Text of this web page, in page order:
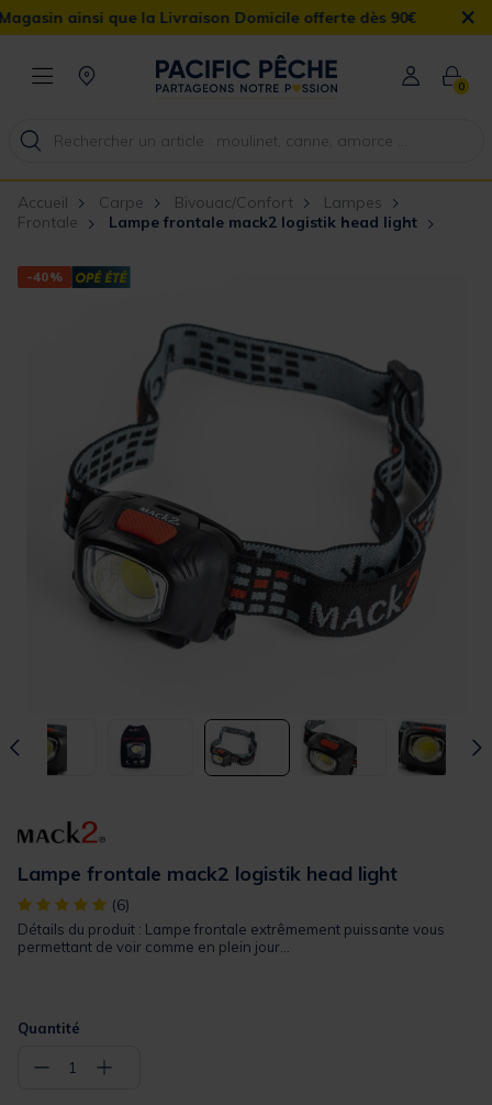
que la Livraison Domicile offerte dès 90€ ×
0
Accueil Carpe Bivouac/Confort
Lampes
Frontale
Lampe frontale mack2 logistik head light
-40%
Lampe frontale mack2 logistik head light
[object Object] out of 5 Customer Rating
(6)
Détails du produit : Lampe frontale extrêmement puissante vous
permettant de voir comme en plein jour...
Quantité
− 1 +